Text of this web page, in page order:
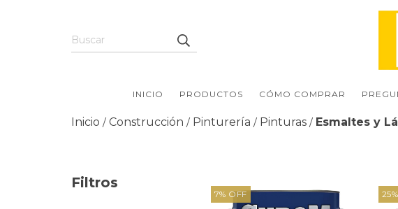
INICIO PRODUCTOS CÓMO COMPRAR
Inicio / Construcción / Pinturería / Pinturas / Esmaltes y
Filtros
7% OFF 25%